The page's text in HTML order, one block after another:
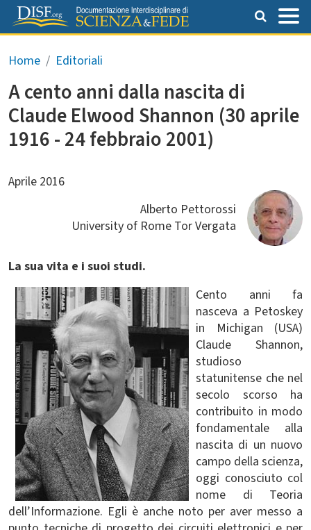
Salta al contenuto principale
Briciole di pane
Home Editoriali
A cento anni dalla nascita di
Claude Elwood Shannon (30 aprile
1916 - 24 febbraio 2001)
Aprile 2016
Alberto Pettorossi
University of Rome Tor Vergata
La sua vita e i suoi studi.
Cento anni fa
nasceva a Petoskey
in Michigan (USA)
Claude Shannon,
studioso
statunitense che nel
secolo scorso ha
contribuito in modo
fondamentale alla
nascita di un nuovo
campo della scienza,
oggi conosciuto col
nome di Teoria
dell’Informazione. Egli è anche noto per aver messo a